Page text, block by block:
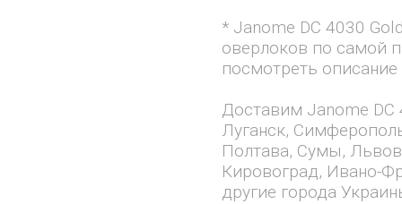
* Janome DC 4030
оверлоков по самой
посмотреть
Доставим Janome DC
Луганск,
Полтава, Сумы,
Кировоград, Ивано-
другие города